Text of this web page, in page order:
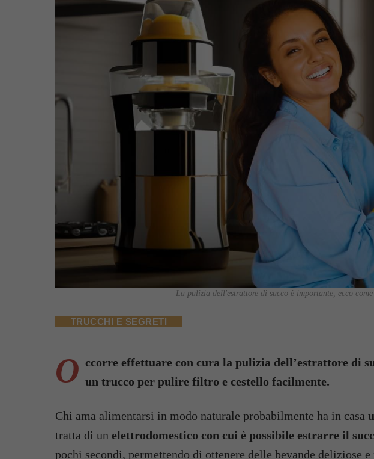
La pulizia dell'estrattore di succo è importante, ecco
TRUCCHI E SEGRETI
O ccorre effettuare con cura la pulizia dell’estrattore di
un trucco per pulire filtro e cestello facilmente.
Chi ama alimentarsi in modo naturale probabilmente ha in casa
tratta di un elettrodomestico con cui è possibile estrarre il
pochi secondi, permettendo di ottenere delle bevande deliziose